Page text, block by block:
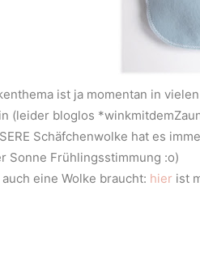
ist ja momentan in
(leider bloglos
Schäfchenwolke hat es
Sonne Frühlingsstimmung :o)
eine Wolke braucht: hier ist